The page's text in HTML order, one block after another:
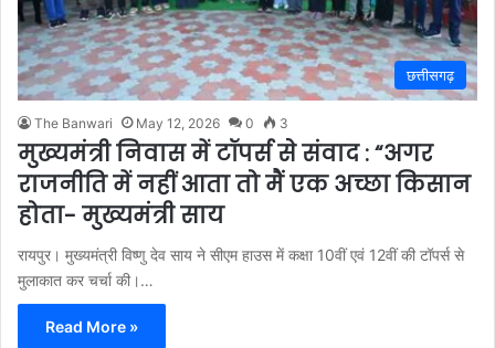
छत्तीसगढ़
The Banwari May 12, 2026 0 3
मुख्यमंत्री निवास में टॉपर्स से संवाद : “अगर
राजनीति में नहीं आता तो मैं एक अच्छा किसान
होता- मुख्यमंत्री साय
रायपुर। मुख्यमंत्री विष्णु देव साय ने सीएम हाउस में कक्षा 10वीं एवं 12वीं की टॉपर्स से
मुलाकात कर चर्चा की।…
Read More »